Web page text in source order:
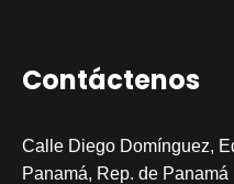
Contáctenos
Calle Diego Domínguez,
Panamá, Rep. de Panamá